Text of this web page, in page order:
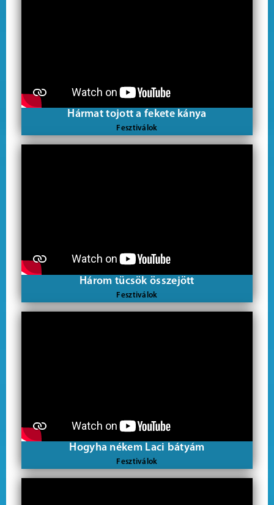
Hármat tojott a fekete kánya
Fesztiválok
Három tücsök összejött
Fesztiválok
Hogyha nékem Laci bátyám
Fesztiválok